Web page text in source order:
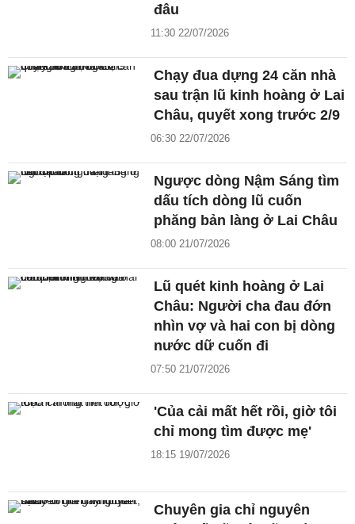
đâu
11:30 22/07/2026
Chạy đua dựng 24 căn nhà
sau trận lũ kinh hoàng ở Lai
Châu, quyết xong trước 2/9
06:30 22/07/2026
Ngược dòng Nậm Sáng tìm
dấu tích dòng lũ cuốn
phăng bản làng ở Lai Châu
08:00 21/07/2026
Lũ quét kinh hoàng ở Lai
Châu: Người cha đau đớn
nhìn vợ và hai con bị dòng
nước dữ cuốn đi
07:50 21/07/2026
'Của cải mất hết rồi, giờ tôi
chỉ mong tìm được mẹ'
18:15 19/07/2026
Chuyên gia chỉ nguyên